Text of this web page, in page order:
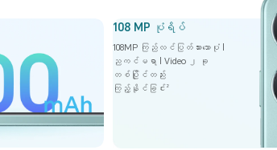
108 MP ပုံရိပ်
108MP ကြည်လင်ပြတ်သားသောပုံ |
ညကင်မရာ |Video ၂ ခု
တစ်ပြိုင်တည်း
ကြည့်နိုင်ခြင်း2